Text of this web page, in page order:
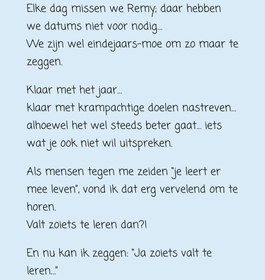
Elke dag missen we Remy; daar hebben
we datums niet voor nodig…
We zijn wel eindejaars-moe om zo maar te
zeggen.
Klaar met het jaar…
klaar met krampachtige doelen nastreven…
alhoewel het wel steeds beter gaat… iets
wat je ook niet wil uitspreken.
Als mensen tegen me zeiden “je leert er
mee leven”, vond ik dat erg vervelend om te
horen.
Valt zoiets te leren dan?!
En nu kan ik zeggen: “Ja zoiets valt te
leren…”